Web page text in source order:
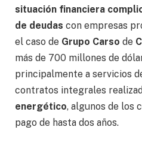
situación financiera
de deudas con empresas
el caso de Grupo Carso de
más de 700 millones de
principalmente a servicios
contratos integrales
energético, algunos de los
pago de hasta dos años.